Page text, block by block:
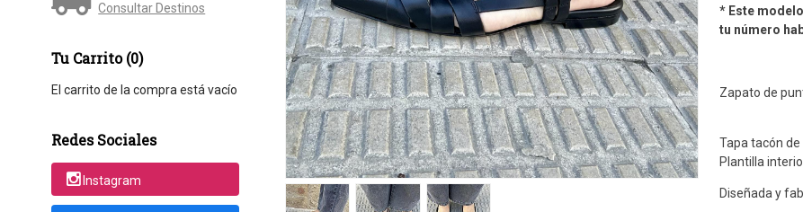
Consultar Destinos
Tu Carrito (0)
El carrito de la compra está vacío
Redes Sociales
Instagram
* Este
tu número
Zapato de
Tapa tacón de
Plantilla
Diseñada y